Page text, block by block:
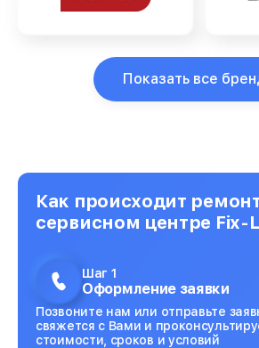
Показать все
Как происходит
сервисном центре Fix-
Шаг 1
Оформление заявки
Позвоните нам или отправьте
свяжется с Вами и
стоимости, сроков и условий